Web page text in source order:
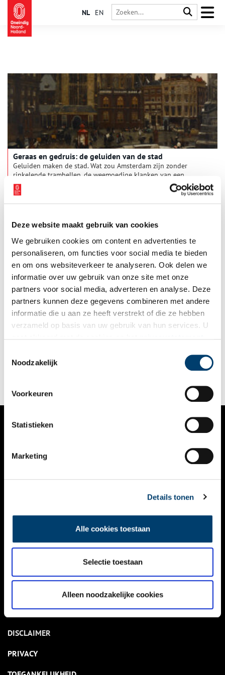
Deze website maakt gebruik van cookies
We gebruiken cookies om content en advertenties te
personaliseren, om functies voor social media te bieden
en om ons websiteverkeer te analyseren. Ook delen we
informatie over uw gebruik van onze site met onze
partners voor social media, adverteren en analyse. Deze
partners kunnen deze gegevens combineren met andere
informatie die u aan ze heeft verstrekt of die ze hebben
verzameld op basis van uw gebruik van hun services. U
Noodzakelijk
Voorkeuren
Statistieken
Marketing
Details tonen
Alle cookies toestaan
Selectie toestaan
Alleen noodzakelijke cookies
NL EN
Geraas en gedruis: de geluiden van de stad
Geluiden maken de stad. Wat zou Amsterdam zijn zonder
rinkelende trambellen, de weemoedige klanken van een
draaiorgel of het geroezemoes op de markt? Maar geluiden
kunnen naast nostalgie ook irritatie oproepen. Denk aan de
vaak beklaagde rolkoffers, overvliegende vliegtuigen of luide
vroeger in de stad en wat was er toen anders dan nu?
Hoe werd je vroeger wakker zonder wekker?
Heb jij ook zo’n hekel aan je wekker? Aan die dwingende stem
die je met grof geweld uit je slaap haalt? Terwijl jij niets liever
geen wekkers, horloges en laat staan smartphones bestonden?
NIEUWS
KALENDER
ACTIVITEITEN
NIEUWSBRIEF
DISCLAIMER
PRIVACY